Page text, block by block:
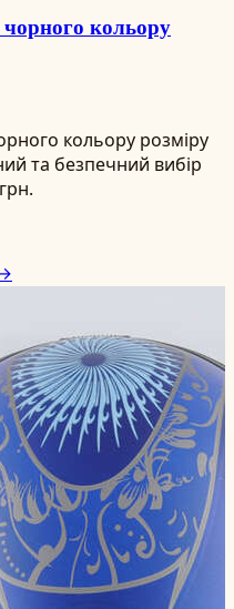
кольору
кольору розміру
та безпечний вибір